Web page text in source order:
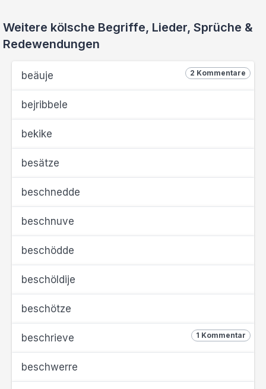
Weitere kölsche Begriffe, Lieder, Sprüche &
Redewendungen
2 Kommentare
beäuje
bejribbele
bekike
besätze
beschnedde
beschnuve
beschödde
beschöldije
beschötze
1 Kommentar
beschrieve
beschwerre